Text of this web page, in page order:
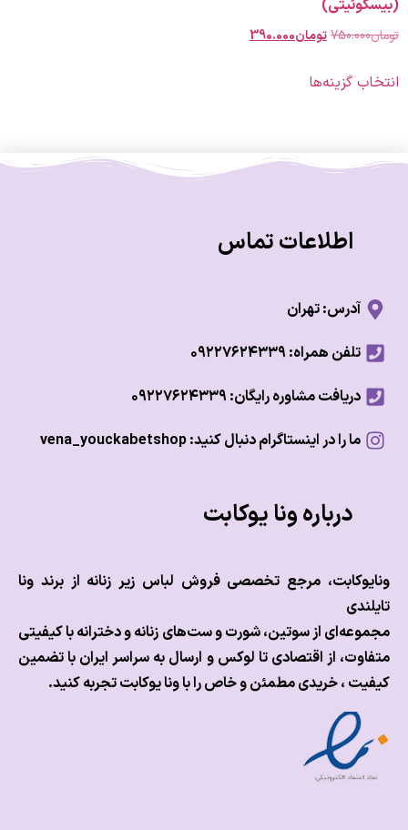
تومان390.000
گزینه‌ها
اطلاعات تماس
آدرس: تهران
تلفن همراه: ۰۹۲۲۷۶۲۴۳۳۹
دریافت مشاوره رایگان: ۰۹۲۲۷۶۲۴۳۳۹
ما را در اینستاگرام دنبال کنید: vena_youckabetshop
درباره ونا یوکابت
مرجع تخصصی فروش لباس زیر زنانه از برند ونا
از سوتین، شورت و ست‌های زنانه و دخترانه با کیفیتی
از اقتصادی تا لوکس وارسال به سراسر ایران با تضمین
، خریدی مطمئن و خاص را با ونا یوکابت تجربه کنید.